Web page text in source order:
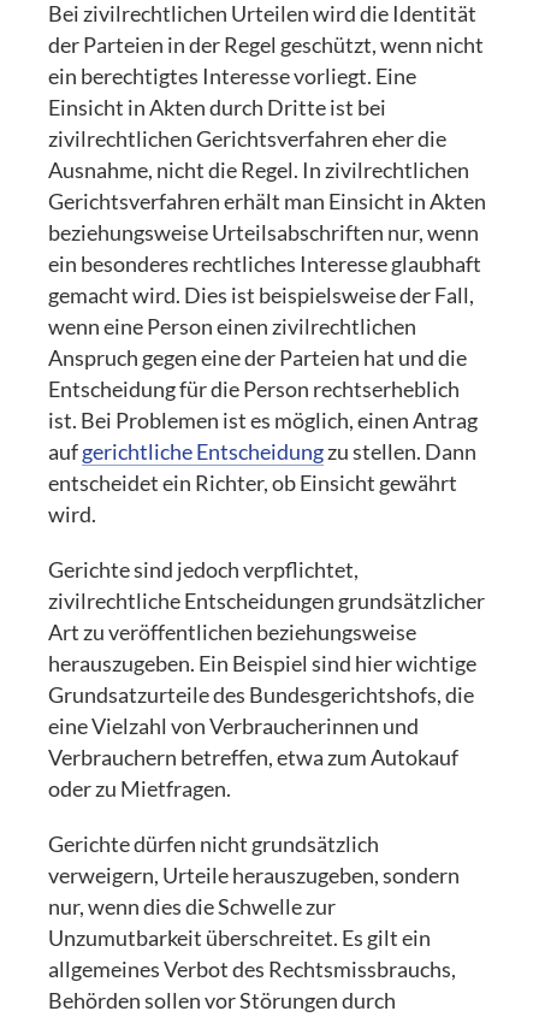
Bei zivilrechtlichen Urteilen wird die Identität
der Parteien in der Regel geschützt, wenn nicht
ein berechtigtes Interesse vorliegt. Eine
Einsicht in Akten durch Dritte ist bei
zivilrechtlichen Gerichtsverfahren eher die
Ausnahme, nicht die Regel. In zivilrechtlichen
Gerichtsverfahren erhält man Einsicht in Akten
beziehungsweise Urteilsabschriften nur, wenn
ein besonderes rechtliches Interesse glaubhaft
gemacht wird. Dies ist beispielsweise der Fall,
wenn eine Person einen zivilrechtlichen
Anspruch gegen eine der Parteien hat und die
Entscheidung für die Person rechtserheblich
ist. Bei Problemen ist es möglich, einen Antrag
aufgerichtliche Entscheidungzu stellen. Dann
entscheidet ein Richter, ob Einsicht gewährt
wird.
Gerichte sind jedoch verpflichtet,
zivilrechtliche Entscheidungen grundsätzlicher
Art zu veröffentlichen beziehungsweise
herauszugeben. Ein Beispiel sind hier wichtige
Grundsatzurteile des Bundesgerichtshofs, die
eine Vielzahl von Verbraucherinnen und
Verbrauchern betreffen, etwa zum Autokauf
oder zu Mietfragen.
Gerichte dürfen nicht grundsätzlich
verweigern, Urteile herauszugeben, sondern
nur, wenn dies die Schwelle zur
Unzumutbarkeit überschreitet. Es gilt ein
allgemeines Verbot des Rechtsmissbrauchs,
Behörden sollen vor Störungen durch